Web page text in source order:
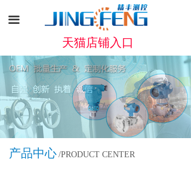
끀
天猫店铺入口
产品中心 /PRODUCT CENTER